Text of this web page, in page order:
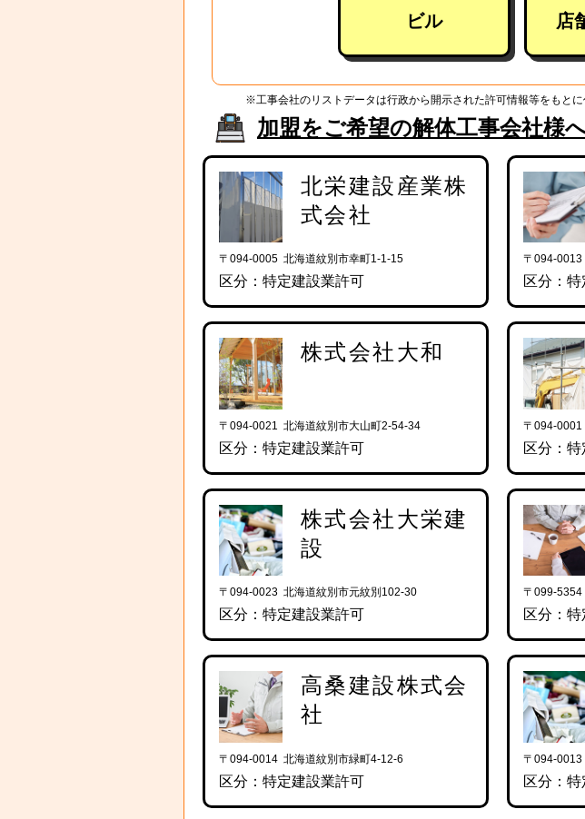
ビル 店
※工事会社のリストデータは行政から開示された許可情報等をもと
加盟をご希望の解体工事会社様
北栄建設産業株
式会社
〒094-0005 北海道紋別市幸町1-1-15
区分：特定建設業許可
〒094-0013
区分：
株式会社大和
〒094-0021 北海道紋別市大山町2-54-34
区分：特定建設業許可
〒094-
区分：
株式会社大栄建
設
〒094-0023 北海道紋別市元紋別102-30
区分：特定建設業許可
〒099-5354
区分：
高桑建設株式会
社
〒094-0014 北海道紋別市緑町4-12-6
区分：特定建設業許可
〒094-0013
区分：